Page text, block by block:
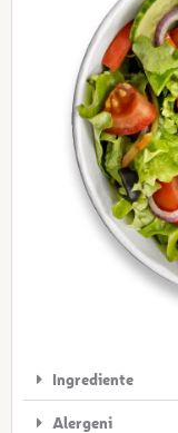
Ingrediente
Alergeni